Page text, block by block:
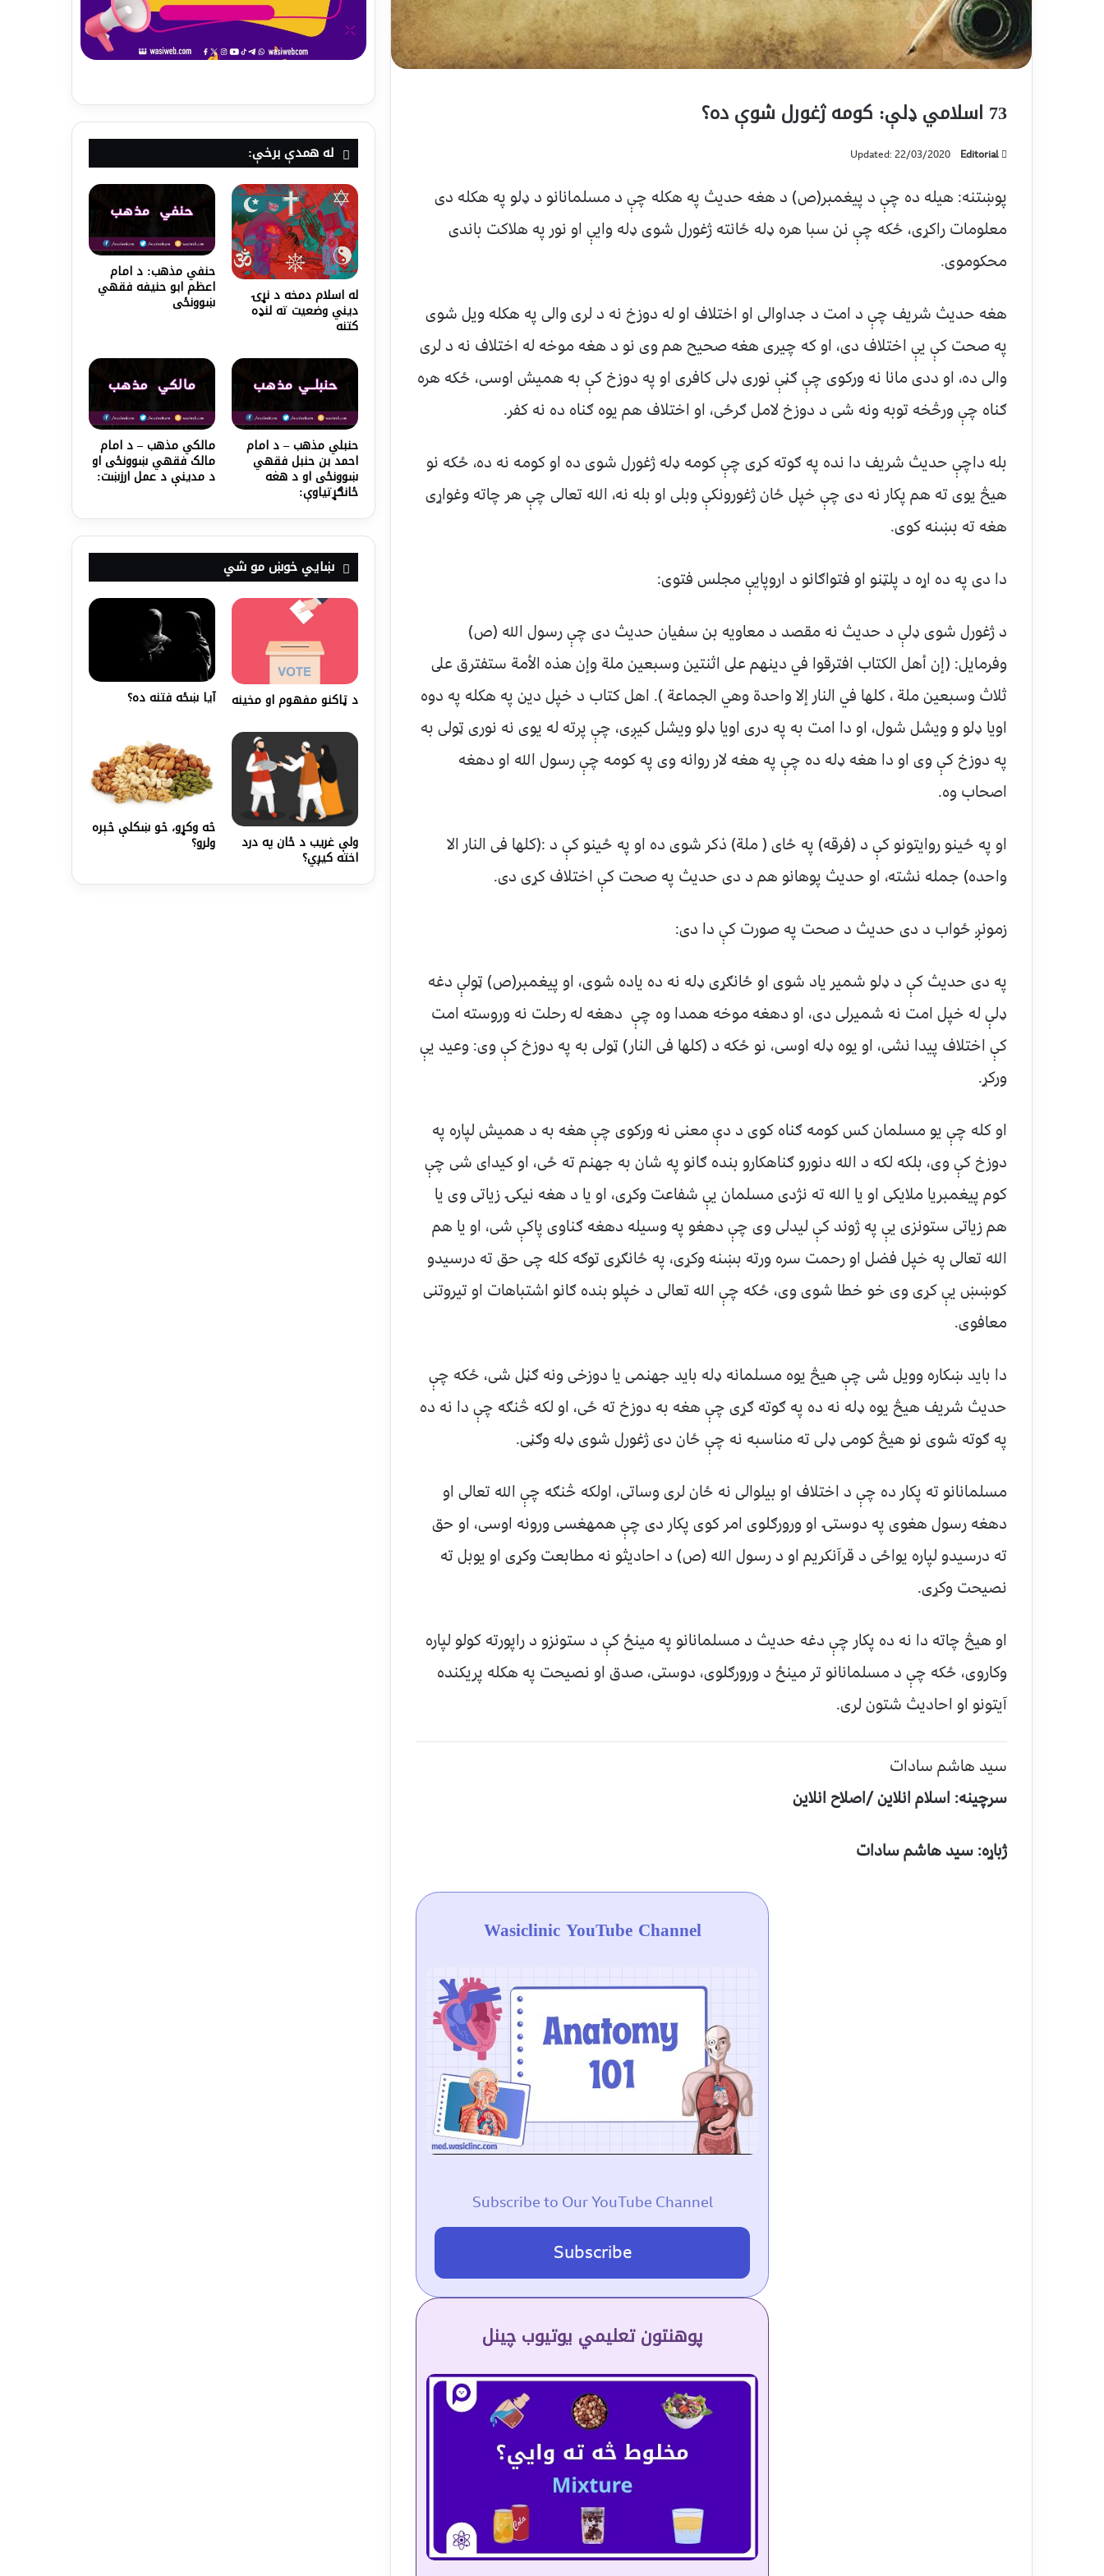
73 اسلامي‌ ډلې: کومه ژغورل شوې ده؟
Editorial
Updated: 22/03/2020
پوښتنه: هیله ده چې د پیغمبر(ص) د هغه حدیث په هکله چې د مسلمانانو د ډلو په هکله دی
معلومات راکړی،‎ ځکه چې نن سبا هره ډله ځانته ژغورل شوی ډله وایې او نور په هلاکت باندی
محکوموی.
هغه حدیث شریف چې د امت د جداوالی او اختلاف او له دوزخ نه د لری والی په هکله ویل شوی
په صحت کې یې اختلاف دی، او که چیری هغه صحیح هم وی نو د هغه موخه له اختلاف نه د لری
والی ده، او ددی مانا نه ورکوی چې ګڼې نوری ډلی کافری او په دوزخ کې به همیش اوسی، ځکه هره
ګناه چې ورڅخه توبه ونه شی د دوزخ لامل ګرځی، او اختلاف هم یوه ګناه ده نه کفر.
بله داچې حدیث شریف دا نده په ګوته کړی چې کومه ډله ژغورل شوی ده او کومه نه ده، ځکه نو
هیڅ یوی ته هم پکار نه دی چې خپل ځان ژغورونکې وبلی او بله نه، الله تعالی چې هر چاته وغواړی
هغه ته بښنه کوی.
دا دی په ده اړه د پلټنو او فتواګانو د اروپایې مجلس فتوی:
د ژغورل شوی ډلې د حدیث نه مقصد د معاویه بن سفیان حدیث دی چې رسول الله (ص)
وفرمایل: (إن أهل الكتاب افترقوا في دينهم على اثنتين وسبعين ملة وإن هذه الأمة ستفترق على
ثلاث وسبعين ملة ، كلها في النار إلا واحدة وهي الجماعة ). اهل کتاب د خپل دین په هکله په دوه
اویا ډلو و ویشل شول، او دا امت به په دری اویا ډلو ویشل کیږی، چې پرته له یوی نه نوری ټولی به
په دوزخ کې وی او دا هغه ډله ده چې په هغه لار روانه وی په کومه چې رسول الله او دهغه
اصحاب وه.
او په ځینو روایتونو کې د (فرقه) په ځای ( ملة) ذکر شوی ده او په ځینو کې د :(کلها فی النار الا
واحده) جمله نشته، او حدیث پوهانو هم د دی حدیث په صحت کې اختلاف کړی دی.
زمونږ ځواب د دی حدیث د صحت په صورت کې دا دی:
په دی حدیث کې د ډلو شمیر یاد شوی او ځانګړی ډله نه ده یاده شوی، او پیغمبر(ص) ټولې دغه
ډلې له خپل امت نه شمیرلی دی، او دهغه موخه همدا وه چې دهغه له رحلت نه وروسته امت
کې اختلاف پیدا نشی، او یوه ډله اوسی، نو ځکه د (کلها فی النار) ټولی به په دوزخ کې وی: وعید یې
ورکړ.
او کله چې یو مسلمان کس کومه ګناه کوی د دې معنی نه ورکوی چې هغه به د همیش لپاره په
دوزخ کې وی، بلکه لکه د الله دنورو ګناهکارو بنده ګانو په شان به جهنم ته ځی، او کیدای شی چې
کوم پیغمبریا ملایکی او یا الله ته نژدی مسلمان یې شفاعت وکړی، او یا د هغه نیکۍ زیاتی وی یا
هم زیاتی ستونزی یې په ژوند کې لیدلی وی چې دهغو په وسیله دهغه ګناوی پاکې شی، او یا هم
الله تعالی په خپل فضل او رحمت سره ورته بښنه وکړی، په ځانګړی توګه کله چی حق ته درسیدو
کوښښ یې کړی وی خو خطا شوی وی، ځکه چې الله تعالی د خپلو بنده ګانو اشتباهات او تیروتنی
معافوی.
دا باید ښکاره وویل شی چې هیڅ یوه مسلمانه ډله باید جهنمی یا دوزخی ونه ګڼل شی، ځکه چې
حدیث شریف هیڅ یوه ډله نه ده په ګوته ګړی چې هغه به دوزخ ته ځی، او لکه څنګه چې دا نه ده
په ګوته شوی نو هیڅ کومی ډلی ته مناسبه نه چې ځان دی ژغورل شوی ډله وګڼی.
مسلمانانو ته پکار ده چې د اختلاف او بیلوالی نه ځان لری وساتی، اولکه څنګه چې الله تعالی او
دهغه رسول هغوی په دوستۍ او ورورګلوی امر کوی پکار دی چې همهغسی ورونه اوسی، او حق
ته درسیدو لپاره یواځی د قرآنکریم او د رسول الله (‎ص) د احادیثو نه مطابعت وکړی او یوبل ته
نصیحت وکړی.
او هیڅ چاته دا نه ده پکار چې دغه حدیث د مسلمانانو په مینځ کې د ستونزو د راپورته کولو لپاره
وکاروی، ځکه چې د مسلمانانو تر مینځ د ورورګلوی، دوستی، صدق او نصیحت په هکله پریکنده
آیتونو او احادیث شتون لری.
سيد هاشم سادات
سرچینه: اسلام انلاین /اصلاح انلاین
ژباړه: سید هاشم سادات
Wasiclinic YouTube Channel
Subscribe to Our YouTube Channel
Subscribe
پوهنتون تعلیمي یوتیوب چینل
له همدې برخې:
له اسلام دمخه د نړۍ
دیني وضعیت ته لنډه
کتنه
حنفي مذهب: د امام
اعظم ابو حنیفه فقهي
ښوونځی
حنبلي مذهب – د امام
احمد بن حنبل فقهي
ښوونځی او د هغه
ځانګړتیاوې:
مالکي مذهب – د امام
مالک فقهي ښوونځی او
د مدینې د عمل ارزښت:
ښايي خوښ مو شي
د ټاکنو مفهوم او مخینه آیا ښځه فتنه ده؟
ولې غریب د ځان په درد
اخته کیږي؟
څه وکړو، څو ښکلې څېره
ولرو؟